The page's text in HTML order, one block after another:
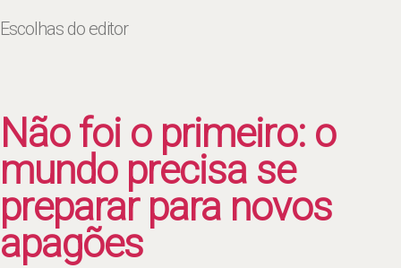
Escolhas do editor
Não foi o primeiro: o
mundo precisa se
preparar para novos
apagões